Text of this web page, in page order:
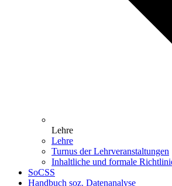
Lehre
Lehre
Turnus der Lehrveranstaltungen
Inhaltliche und formale
SoCSS
Handbuch soz. Datenanalyse